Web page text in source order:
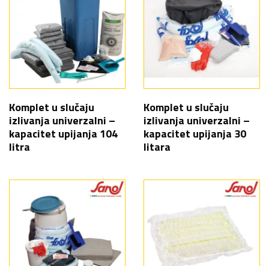
Komplet u slučaju
izlivanja univerzalni –
kapacitet upijanja 104
litra
Komplet u slučaju
izlivanja univerzalni –
kapacitet upijanja 30
litara